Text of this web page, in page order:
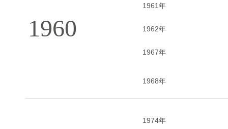
1960
1961年
1962年
1967年
1968年
1974年